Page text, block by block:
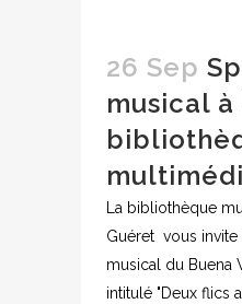
26 Sep
musical à
La bibliothèque
Guéret vous invite
musical du Buena
intitulé "Deux flics